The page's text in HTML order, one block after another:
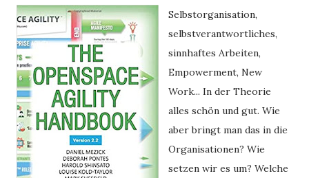
Selbstorganisation,
selbstverantwortliches,
sinnhaftes Arbeiten,
Empowerment, New
Work... In der Theorie
alles schön und gut. Wie
aber bringt man das in die
Organisationen? Wie
setzen wir es um? Welche